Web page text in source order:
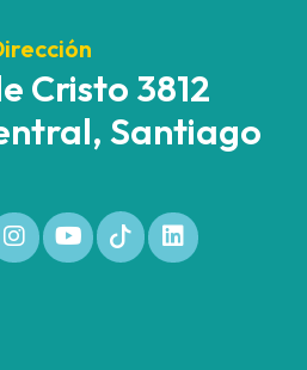
Cristo 3812
Santiago